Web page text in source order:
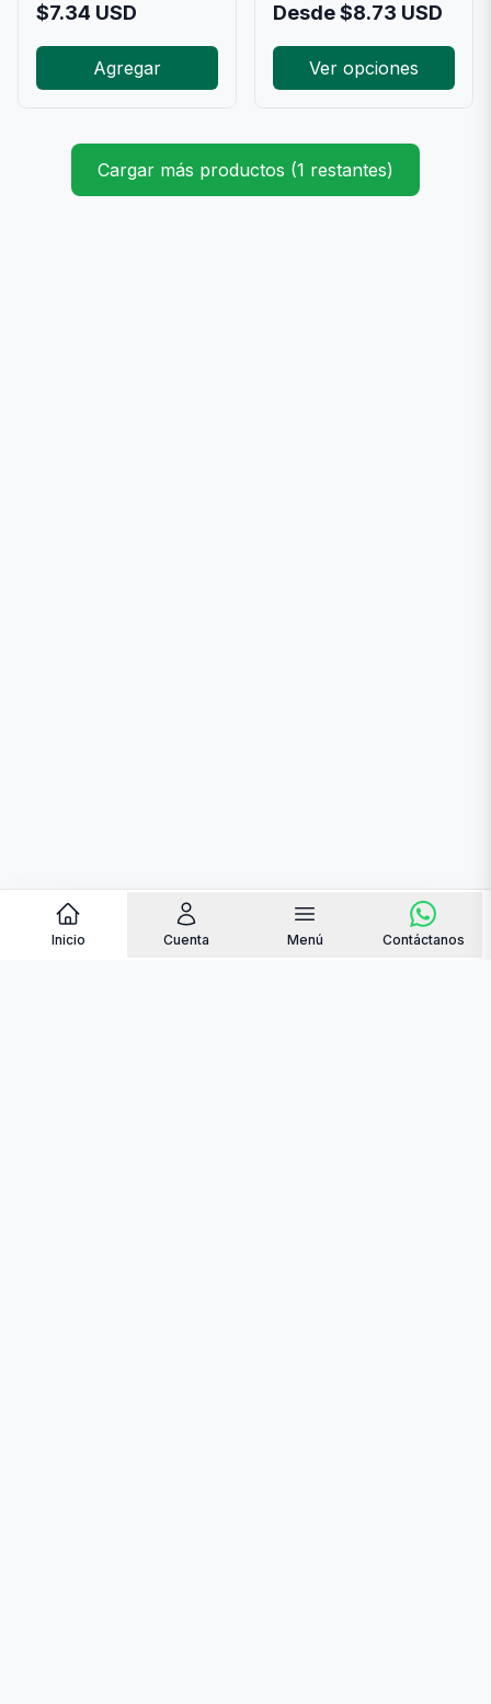
$7.34 USD
Agregar
Desde$8.73 USD
Ver opciones
Cargar más productos (1 restantes)
Inicio Cuenta Menú Contáctanos